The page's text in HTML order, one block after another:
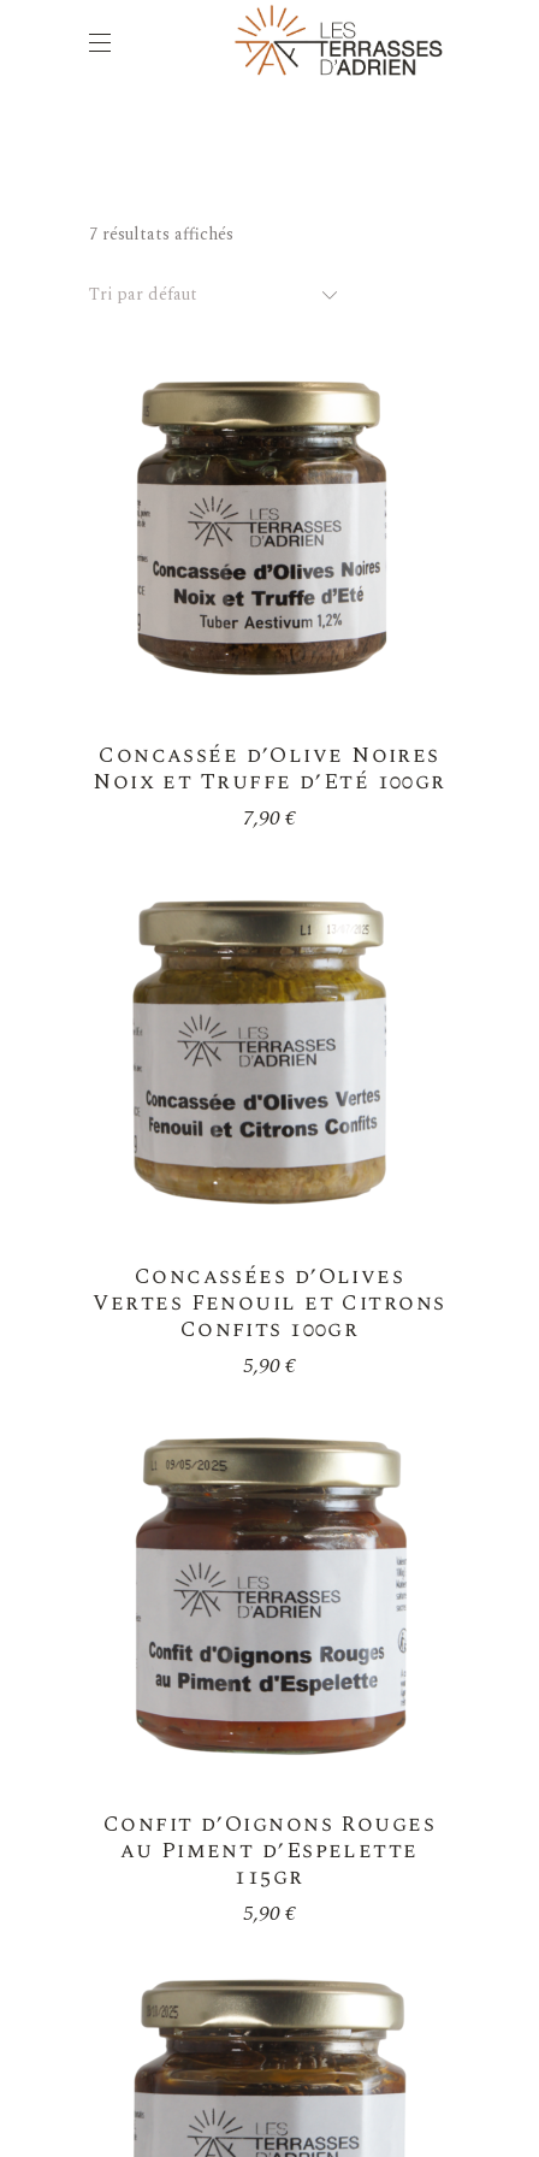
7 résultats affichés
Tri par défaut
Concassée d’Olive Noires
Noix et Truffe d’Eté 100gr
7,90€
Concassées d’Olives
Vertes Fenouil et Citrons
Confits 100gr
5,90€
Confit d’Oignons Rouges
au Piment d’Espelette
115gr
5,90€